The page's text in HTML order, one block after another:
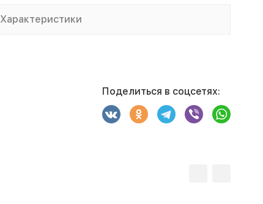
Характеристики
Поделиться в соцсетях: